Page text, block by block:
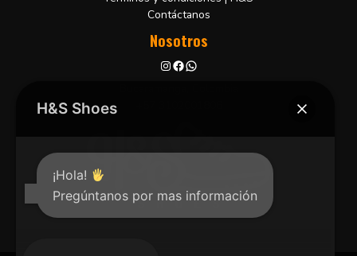
Contáctanos
Nosotros
H&S Shoes
¡Hola!
Pregúntanos por mas información